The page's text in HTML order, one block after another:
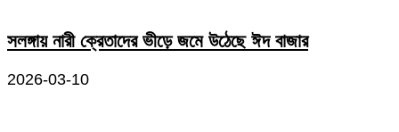
সলঙ্গায় নারী ক্রেতাদের ভীড়ে জমে উঠেছে ঈদ বাজার
2026-03-10